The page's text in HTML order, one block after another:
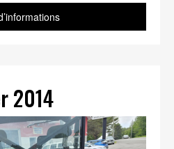
2014